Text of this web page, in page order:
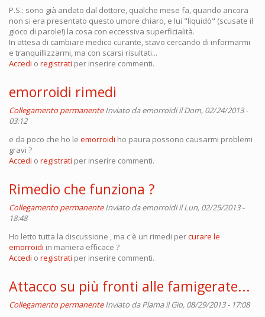
P.S.: sono già andato dal dottore, qualche mese fa, quando ancora
non si era presentato questo umore chiaro, e lui "liquidò" (scusate il
gioco di parole!) la cosa con eccessiva superficialità.
In attesa di cambiare medico curante, stavo cercando di informarmi
e tranquillizzarmi, ma con scarsi risultati...
Accedi o registrati per inserire commenti.
emorroidi rimedi
Collegamento permanente Inviato daemorroidiil Dom, 02/24/2013 -
03:12
e da poco che ho le emorroidi ho paura possono causarmi problemi
gravi ?
Accedi o registrati per inserire commenti.
Rimedio che funziona ?
Collegamento permanente Inviato daemorroidiil Lun, 02/25/2013 -
18:48
Ho letto tutta la discussione , ma c'è un rimedi percurare le
emorroidi in maniera efficace ?
Accedi o registrati per inserire commenti.
Attacco su più fronti alle famigerate...
Collegamento permanente Inviato daPlamail Gio, 08/29/2013 - 17:08